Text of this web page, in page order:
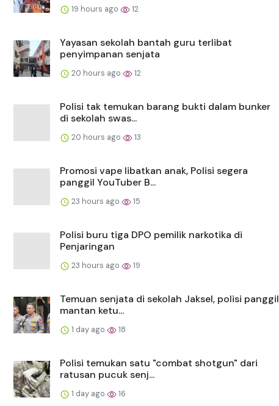
19 hours ago 12
Yayasan sekolah bantah guru terlibat
penyimpanan senjata
20 hours ago 12
Polisi tak temukan barang bukti dalam bunker
di sekolah swas...
20 hours ago 13
Promosi vape libatkan anak, Polisi segera
panggil YouTuber B...
23 hours ago 15
Polisi buru tiga DPO pemilik narkotika di
Penjaringan
23 hours ago 19
Temuan senjata di sekolah Jaksel, polisi panggil
mantan ketu...
1 day ago 18
Polisi temukan satu "combat shotgun" dari
ratusan pucuk senj...
1 day ago 16